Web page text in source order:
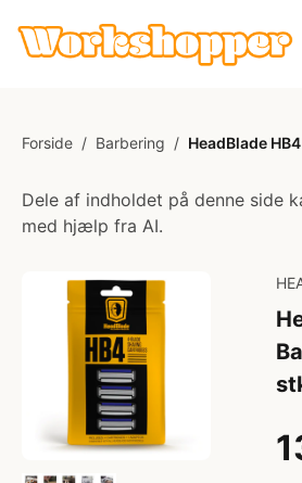
Forside / Barbering / HeadBlade
Dele af indholdet på denne side
med hjælp fra AI.